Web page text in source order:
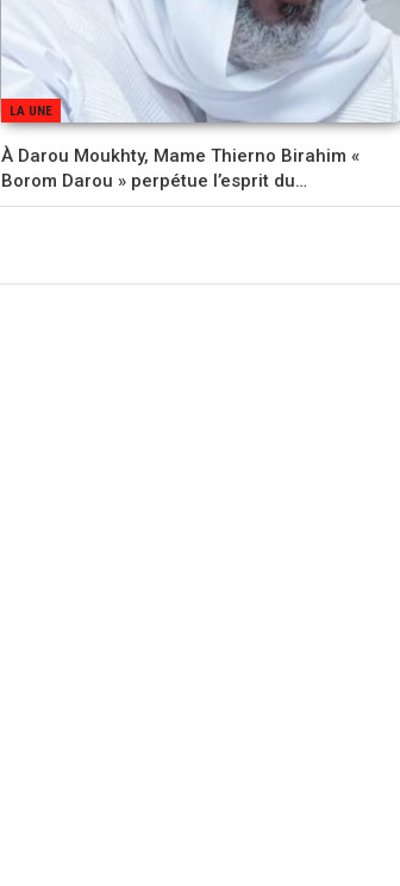
LA UNE
À Darou Moukhty, Mame Thierno Birahim «
Borom Darou » perpétue l’esprit du…